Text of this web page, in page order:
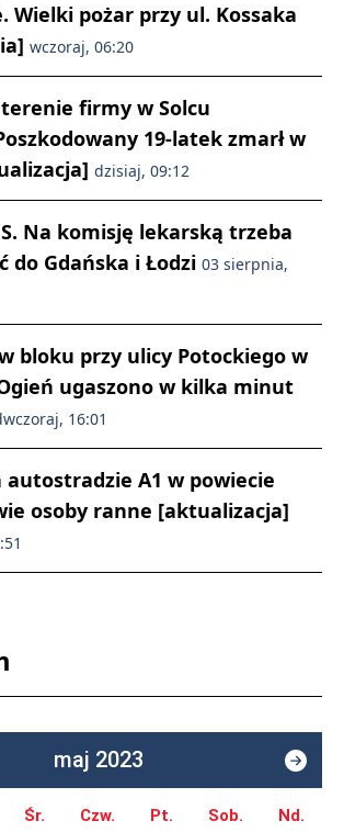
Wielki pożar przy ul. Kossaka
wczoraj, 06:20
firmy w Solcu
19-latek zmarł w
dzisiaj, 09:12
Na komisję lekarską trzeba
do Gdańska i Łodzi 03 sierpnia,
w bloku przy ulicy Potockiego w
ugaszono w kilka minut
16:01
autostradzie A1 w powiecie
osoby ranne [aktualizacja]
maj 2023
Śr. Czw. Pt. Sob. Nd.